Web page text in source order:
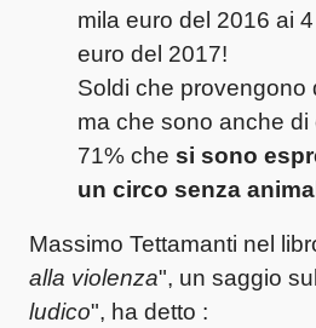
mila euro del 2016 ai
euro del 2017!
Soldi che provengono
ma che sono anche di
71% che si sono
un circo senza
Massimo Tettamanti nel
alla violenza", un saggio
ludico", ha detto :